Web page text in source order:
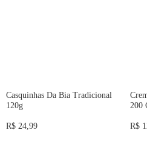
Casquinhas Da Bia Tradicional
120g
R$ 24,99
200
R$